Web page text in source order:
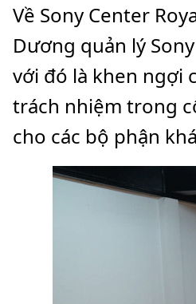
Về Sony Center
Dương quản lý
với đó là khen ngợi
trách nhiệm trong
cho các bộ phận